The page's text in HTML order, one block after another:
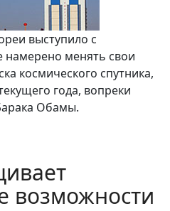
выступило с
намерено менять свои
космического спутника,
года, вопреки
Обамы.
возможности